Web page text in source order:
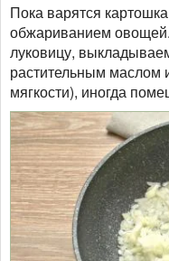
Пока варятся
обжариванием
луковицу,
растительным маслом
мягкости), иногда